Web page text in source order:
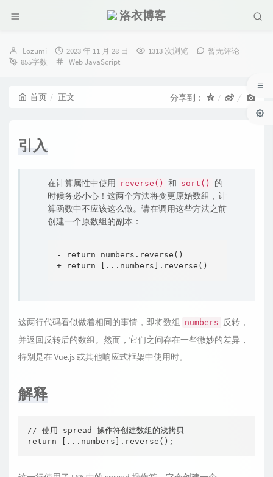
洛衣博客
博
主：
Lozumi
发
布
2023 年 11 月 28 日 1313 次浏览
暂无评论
855字数
分
WebJavaScript
首页 正文 分享到：
引入
在计算属性中使用 reverse() 和 sort()
的
时候务必小心！这两个方法将变更原始数组，计
算函数中不应该这么做。请在调用这些方法之前
创建一个原数组的副本：
- return numbers.reverse()
+ return [...numbers].reverse()
这两行代码看似做着相同的事情，即将数组 numbers
反转，
并返回反转后的数组。然而，它们之间存在一些微妙的差异，
特别是在 Vue.js 或其他响应式框架中使用时。
解释
// 使用 spread 操作符创建数组的浅拷贝
return [...numbers].reverse();